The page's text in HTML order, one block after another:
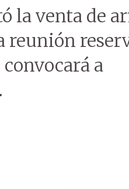
la venta de
reunión
a